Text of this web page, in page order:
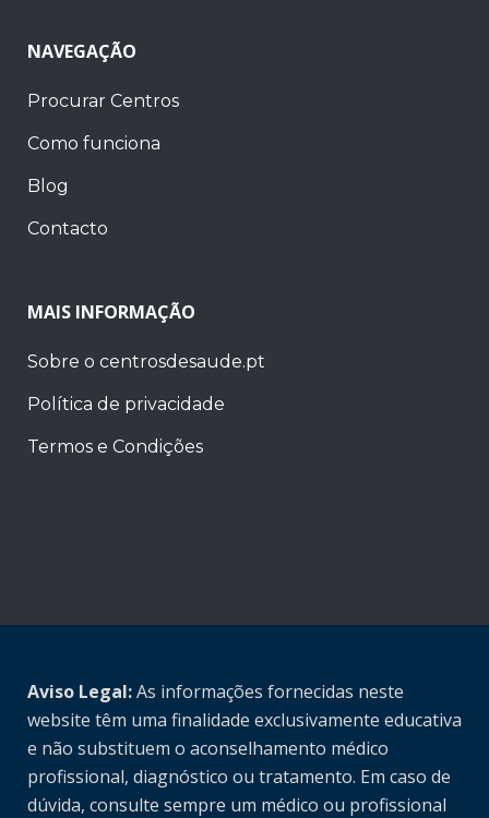
NAVEGAÇÃO
Procurar Centros
Como funciona
Blog
Contacto
MAIS INFORMAÇÃO
Sobre o centrosdesaude.pt
Política de privacidade
Termos e Condições
Aviso Legal:As informações fornecidas neste
website têm uma finalidade exclusivamente educativa
e não substituem o aconselhamento médico
profissional, diagnóstico ou tratamento. Em caso de
dúvida, consulte sempre um médico ou profissional